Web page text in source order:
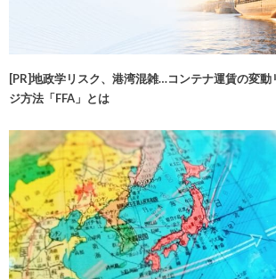
[PR]地政学リスク、港湾混雑…コンテナ運賃の変動
ジ方法「FFA」とは